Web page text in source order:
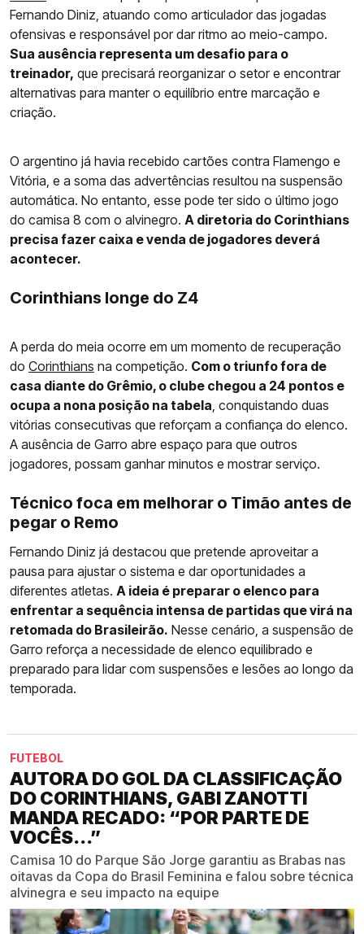
Fernando Diniz, atuando como articulador das jogadas
ofensivas e responsável por dar ritmo ao meio-campo.
Sua ausência representa um desafio para o
treinador, que precisará reorganizar o setor e encontrar
alternativas para manter o equilíbrio entre marcação e
criação.
O argentino já havia recebido cartões contra Flamengo e
Vitória, e a soma das advertências resultou na suspensão
automática. No entanto, esse pode ter sido o último jogo
do camisa 8 com o alvinegro. A diretoria do Corinthians
precisa fazer caixa e venda de jogadores deverá
acontecer.
Corinthians longe do Z4
A perda do meia ocorre em um momento de recuperação
do Corinthians na competição. Com o triunfo fora de
casa diante do Grêmio, o clube chegou a 24 pontos e
ocupa a nona posição na tabela , conquistando duas
vitórias consecutivas que reforçam a confiança do elenco.
A ausência de Garro abre espaço para que outros
jogadores, possam ganhar minutos e mostrar serviço.
Técnico foca em melhorar o Timão antes de
pegar o Remo
Fernando Diniz já destacou que pretende aproveitar a
pausa para ajustar o sistema e dar oportunidades a
diferentes atletas. A ideia é preparar o elenco para
enfrentar a sequência intensa de partidas que virá na
retomada do Brasileirão. Nesse cenário, a suspensão de
Garro reforça a necessidade de elenco equilibrado e
preparado para lidar com suspensões e lesões ao longo da
temporada.
FUTEBOL
AUTORA DO GOL DA CLASSIFICAÇÃO
DO CORINTHIANS, GABI ZANOTTI
MANDA RECADO: “POR PARTE DE
VOCÊS...”
Camisa 10 do Parque São Jorge garantiu as Brabas nas
oitavas da Copa do Brasil Feminina e falou sobre técnica
alvinegra e seu impacto na equipe